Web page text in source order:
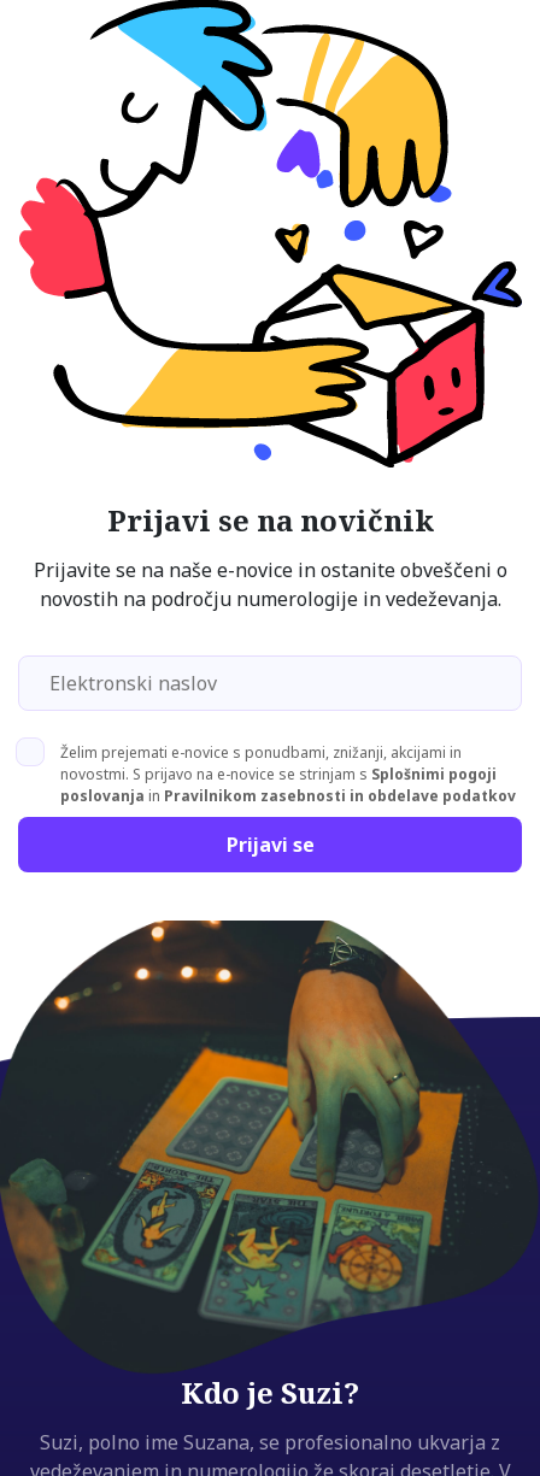
Prijavi se na novičnik
Prijavite se na naše e-novice in ostanite obveščeni o
novostih na področju numerologije in vedeževanja.
Želim prejemati e-novice s ponudbami, znižanji, akcijami in
novostmi. S prijavo na e-novice se strinjam s Splošnimi pogoji
poslovanja in Pravilnikom zasebnosti in obdelave podatkov
Kdo je Suzi?
Suzi, polno ime Suzana, se profesionalno ukvarja z
vedeževanjem in numerologijo že skoraj desetletje. V